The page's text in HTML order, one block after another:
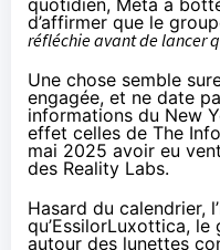
d’affirmer que le
réfléchie avant de lancer
Une chose semble
engagée, et ne date
informations du New
effet celles de The
mai 2025 avoir eu
des Reality Labs.
Hasard du calendrier,
qu’EssilorLuxottica,
autour des lunettes